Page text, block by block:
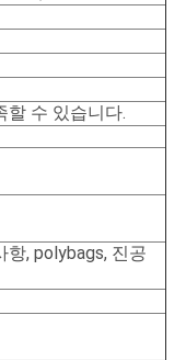
할 수 있습니다.
항, polybags, 진공